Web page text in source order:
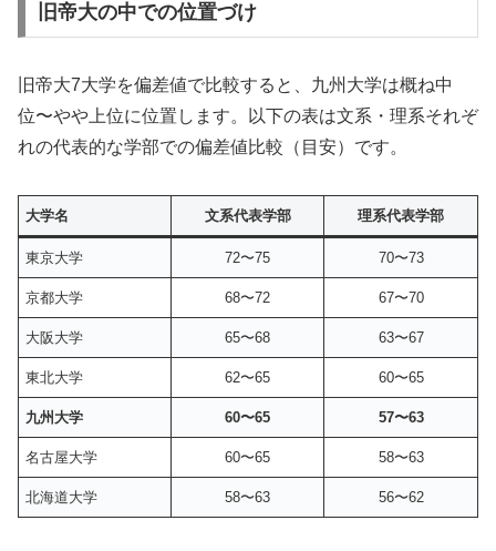
旧帝大の中での位置づけ
旧帝大7大学を偏差値で比較すると、九州大学は概ね中
位〜やや上位に位置します。以下の表は文系・理系それぞ
れの代表的な学部での偏差値比較（目安）です。
大学名 文系代表学部 理系代表学部
東京大学 72〜75 70〜73
京都大学 68〜72 67〜70
大阪大学 65〜68 63〜67
東北大学 62〜65 60〜65
九州大学 60〜65 57〜63
名古屋大学 60〜65 58〜63
北海道大学 58〜63 56〜62